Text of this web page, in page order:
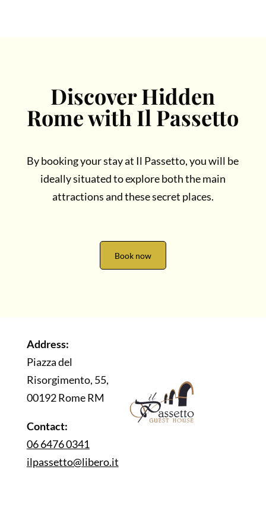
Discover Hidden
Rome with Il Passetto
By booking your stay at Il Passetto, you will be
ideally situated to explore both the main
attractions and these secret places.
Book now
Address:
Piazza del
Risorgimento, 55,
00192 Rome RM
Contact:
06 6476 0341
ilpassetto@libero.it